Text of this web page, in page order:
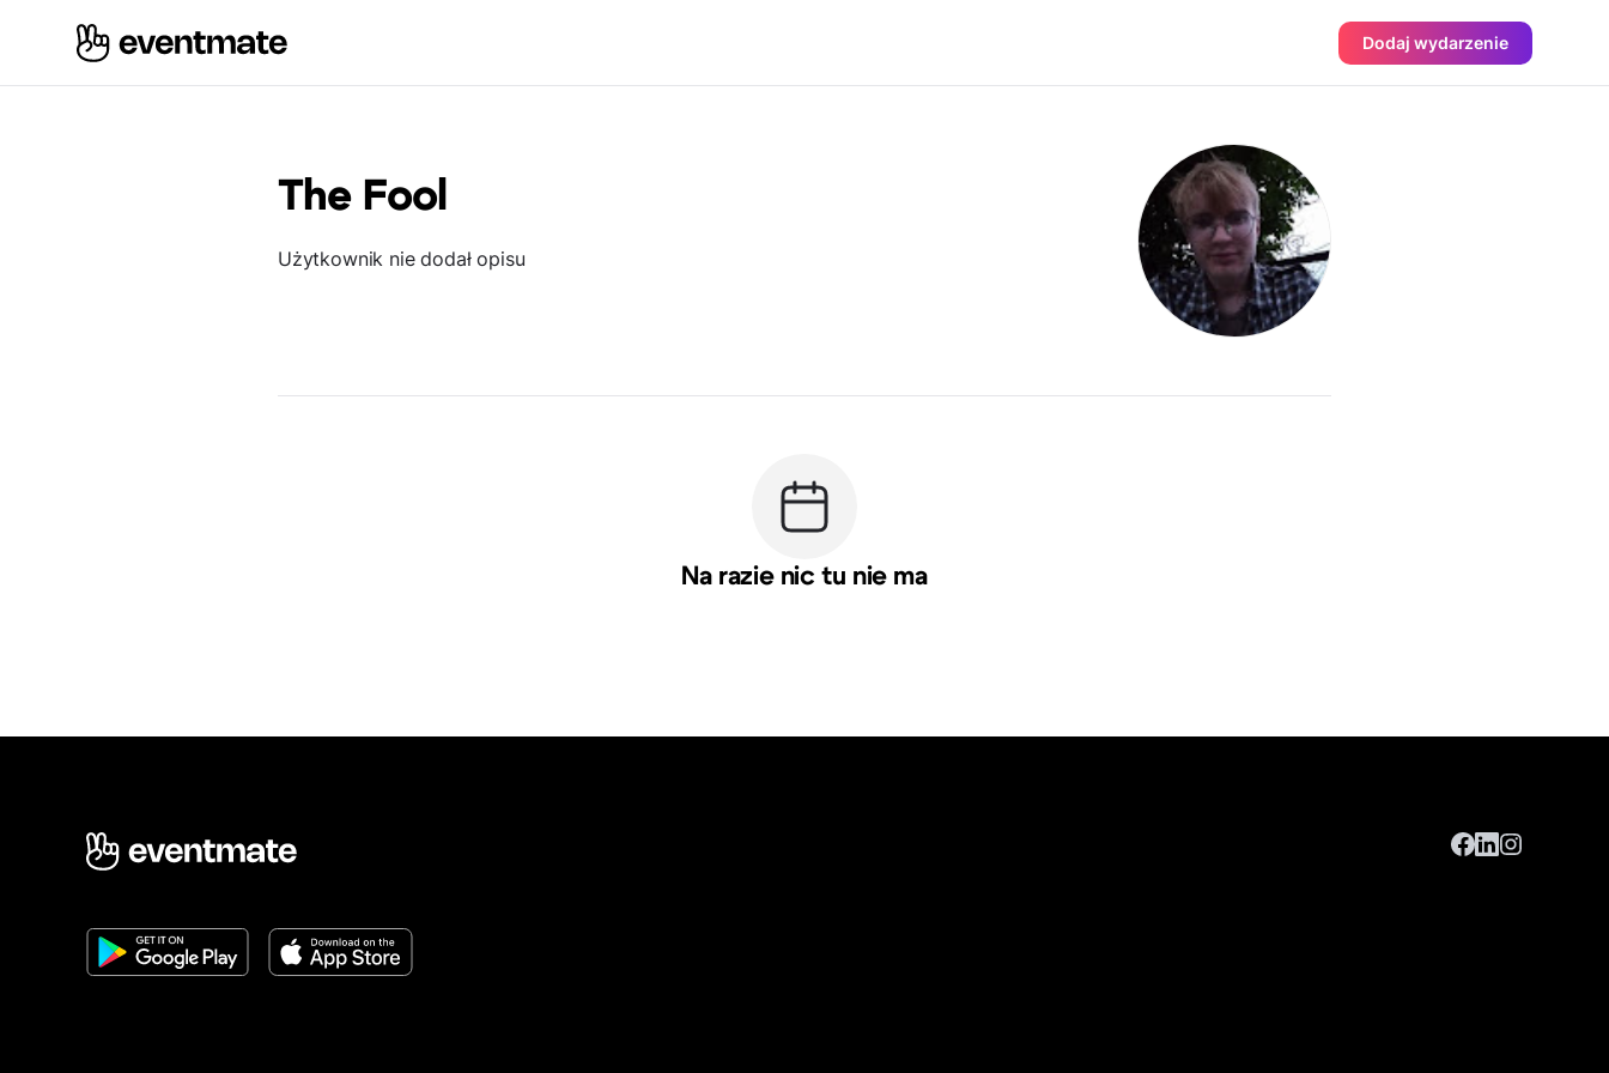
Dodaj wydarzenie
The Fool
Użytkownik nie dodał opisu
Na razie nic tu nie ma